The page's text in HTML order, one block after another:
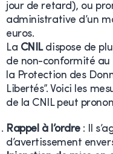
jour de retard), ou
administrative d’un
euros.
La CNILdispose de
de non-conformité au
la Protection des
Libertés”. Voici les
de la CNIL peut
Rappel à l’ordre: Il
d’avertissement